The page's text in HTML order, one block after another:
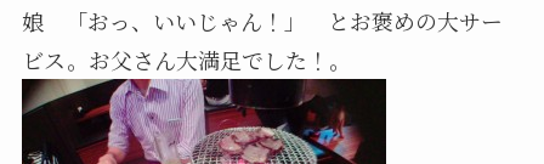
娘 「おっ、いいじゃん！」 とお褒めの大サー
ビス。お父さん大満足でした！。